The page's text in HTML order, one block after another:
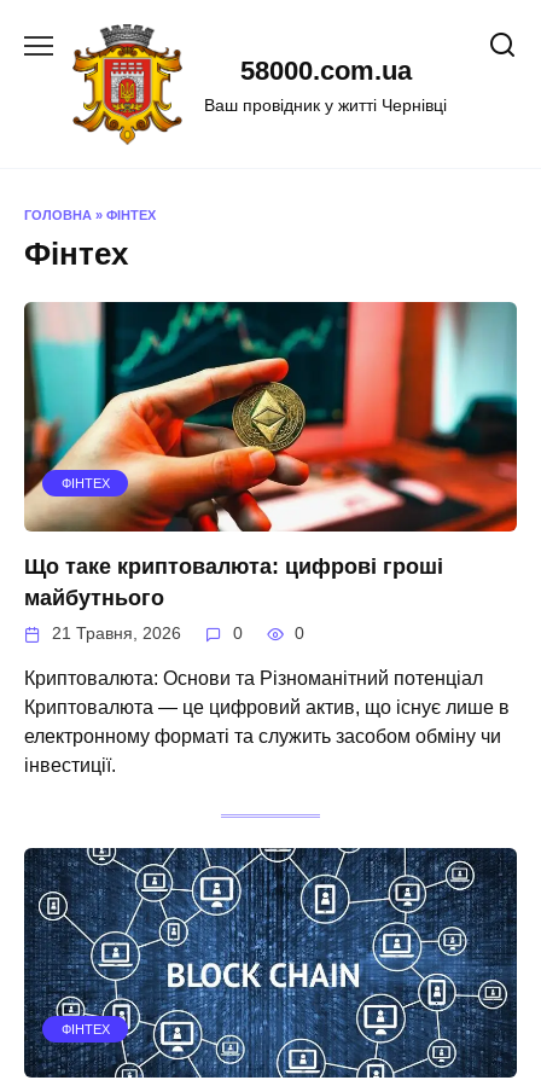
58000.com.ua
Ваш провідник у житті Чернівці
ГОЛОВНА » ФІНТЕХ
Фінтех
ФІНТЕХ
Що таке криптовалюта: цифрові гроші
майбутнього
21 Травня, 2026 0 0
Криптовалюта: Основи та Різноманітний потенціал
Криптовалюта — це цифровий актив, що існує лише в
електронному форматі та служить засобом обміну чи
інвестиції.
ФІНТЕХ